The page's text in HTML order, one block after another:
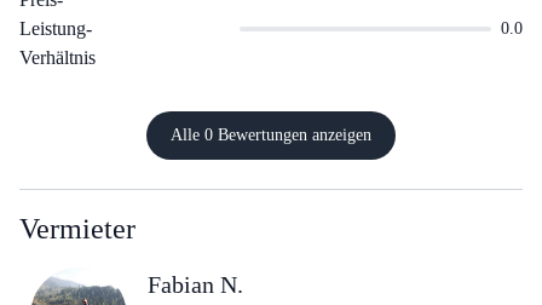
Leistung-
Verhältnis
0.0
Alle 0 Bewertungen anzeigen
Vermieter
Fabian N.